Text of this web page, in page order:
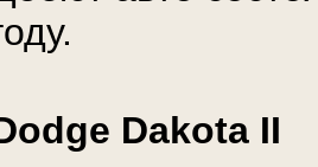
Dakota II